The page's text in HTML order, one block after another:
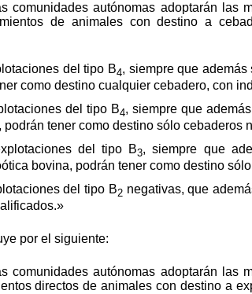
comunidades autónomas adoptarán las
de animales con destino a
del tipo B4, siempre que
como destino cualquier cebadero, con
del tipo B4, siempre que
tener como destino sólo cebaderos
del tipo B3, siempre que
bovina, podrán tener como destino
del tipo B2negativas, que
por el siguiente:
comunidades autónomas adoptarán las
directos de animales con destino a